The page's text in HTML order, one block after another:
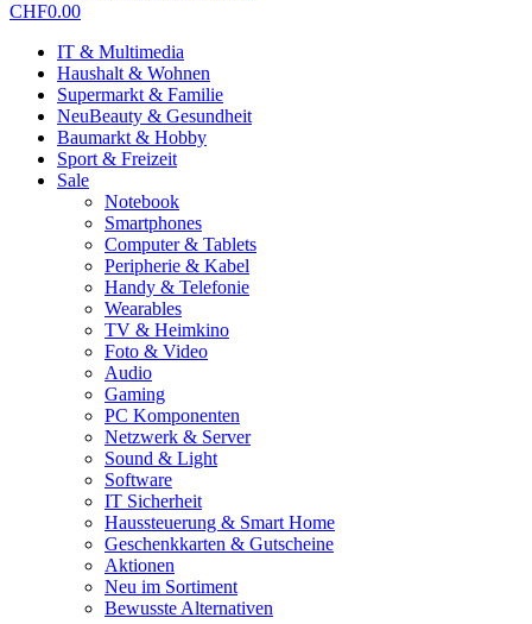
CHF0.00
IT & Multimedia
Haushalt & Wohnen
Supermarkt & Familie
NeuBeauty & Gesundheit
Baumarkt & Hobby
Sport & Freizeit
Sale
Notebook
Smartphones
Computer & Tablets
Peripherie & Kabel
Handy & Telefonie
Wearables
TV & Heimkino
Foto & Video
Audio
Gaming
PC Komponenten
Netzwerk & Server
Sound & Light
Software
IT Sicherheit
Haussteuerung & Smart Home
Geschenkkarten & Gutscheine
Aktionen
Neu im Sortiment
Bewusste Alternativen